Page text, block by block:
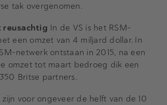
tak overgenomen.
reusachtig In de VS is het RSM-
een omzet van 4 miljard dollar. In
netwerk ontstaan in 2015, na een
omzet tot maart bedroeg dik een
Britse partners.
voor ongeveer de helft van de 10